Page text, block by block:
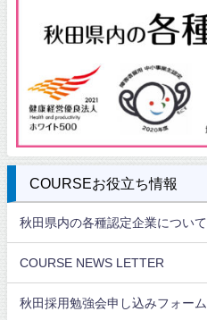
COURSEお役立ち情報
秋田県内の各種認定企業について
COURSE NEWS LETTER
秋田採用勉強会申し込みフォーム